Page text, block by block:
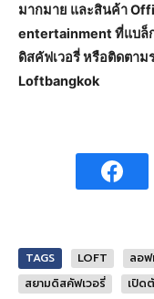
มากมาย และสินค้า
entertainment ที่แบล็
ดิสคัฟเวอรี่ หรือติดตาม
Loftbangkok
TAGS LOFT ลอ
สยามดิสคัฟเวอรี่
เปิด